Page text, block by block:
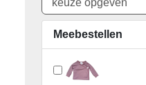
Meebestellen